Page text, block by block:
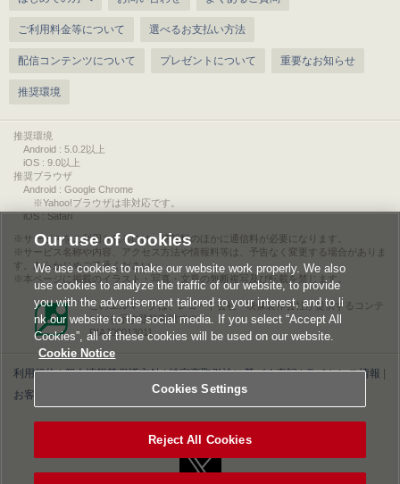
ご利用料金等について 選べるお支払い方法
配信コンテンツについて プレゼントについて 重要なお知らせ
推奨環境
推奨環境
Android : 5.0.2以上
iOS : 9.0以上
推奨ブラウザ
Android : Google Chrome
※Yahoo!ブラウザは非対応です。
iOS : Safari
サービスをご利用されるには、情報料のほかに通信料が必要になります。
サービス名称や内容、アクセス方法や情報料等は、予告なく変更する場合がありま
す。あらかじめご了承ください。
本ページに掲載のイラスト・写真・文章の無断複写及び転載を禁じます。
このエルマークは、レコード会社・映像製作会社が提供するコンテ
ンツを示す登録商標です。
RIAJ00013011
利用規約|個人情報等保護方針|特定商取引法に基づく表記|ライセンス情報
お客様情報の外部送信について|Cookies Settings
Our use of Cookies
We use cookies to make our website work properly. We also
use cookies to analyze the traffic of our website, to provide
you with the advertisement tailored to your interest, and to li
nk our website to the social media. If you select “Accept All
Cookies”, all of these cookies will be used on our website.
Cookie Notice
Cookies Settings
Reject All Cookies